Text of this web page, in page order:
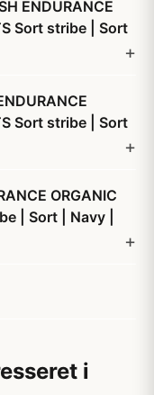
ENDURANCE
Sort stribe | Sort
Sort stribe | Sort
ORGANIC
| Sort | Navy |
i